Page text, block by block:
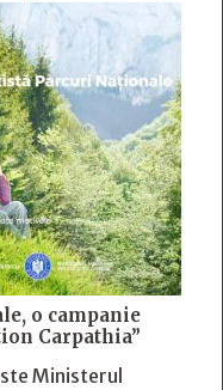
o campanie
Carpathia”
Ministerul